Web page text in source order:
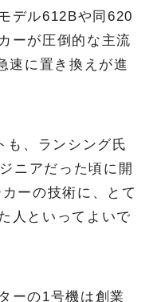
デル612Bや同620
ーが圧倒的な主流
速に置き換えが進
も、ランシング氏
ニアだった頃に開
ーの技術に、とて
人といってよいで
ーの1号機は創業